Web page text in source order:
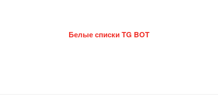
Белые списки TG BOT